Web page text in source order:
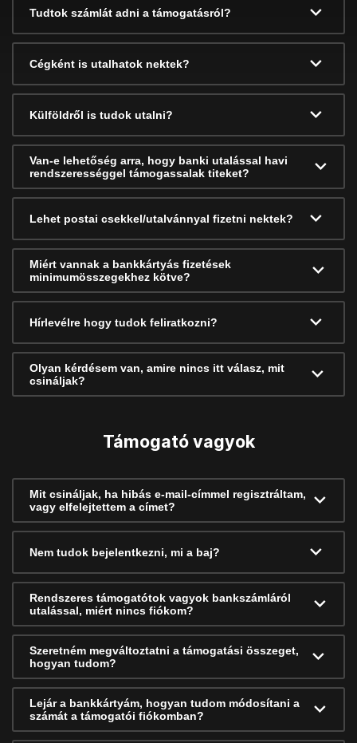
Tudtok számlát adni a támogatásról?
Cégként is utalhatok nektek?
Külföldről is tudok utalni?
Van-e lehetőség arra, hogy banki utalással havi
rendszerességgel támogassalak titeket?
Lehet postai csekkel/utalvánnyal fizetni nektek?
Miért vannak a bankkártyás fizetések
minimumösszegekhez kötve?
Hírlevélre hogy tudok feliratkozni?
Olyan kérdésem van, amire nincs itt válasz, mit
csináljak?
Támogató vagyok
Mit csináljak, ha hibás e-mail-címmel regisztráltam,
vagy elfelejtettem a címet?
Nem tudok bejelentkezni, mi a baj?
Rendszeres támogatótok vagyok bankszámláról
utalással, miért nincs fiókom?
Szeretném megváltoztatni a támogatási összeget,
hogyan tudom?
Lejár a bankkártyám, hogyan tudom módosítani a
számát a támogatói fiókomban?